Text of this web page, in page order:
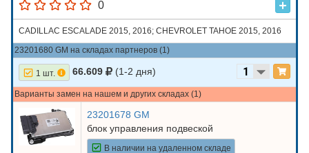
0
CADILLAC ESCALADE 2015, 2016; CHEVROLET TAHOE 2015, 2016
23201680 GM на складах партнеров (1)
1 шт. 66.609 (1-2 дня)
Варианты замен на нашем и других складах (1)
23201678 GM
блок управления подвеской
В наличии на удаленном складе